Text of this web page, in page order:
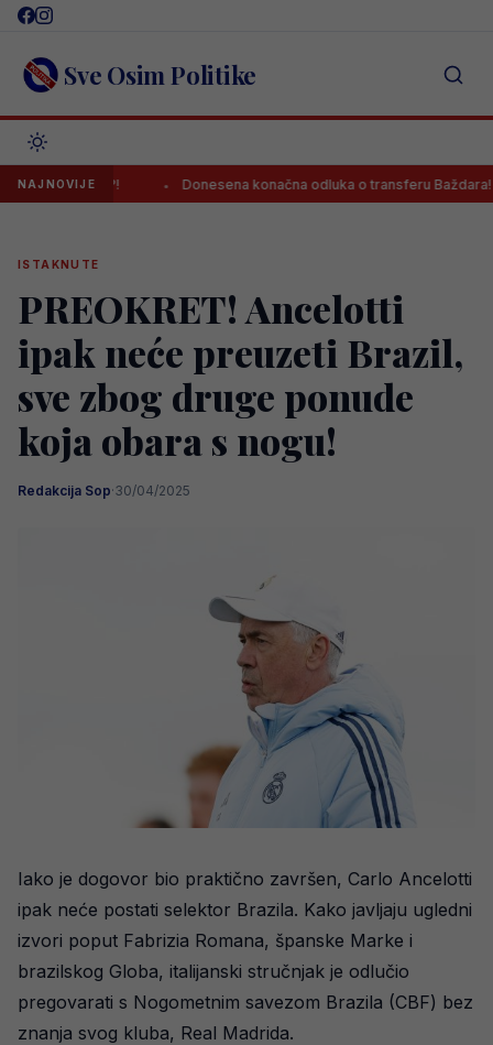
Skip
content Sve Osim Politike
NAJNOVIJE Donesena konačna odluka o transferu Baždara!
ISTAKNUTE
PREOKRET! Ancelotti
ipak neće preuzeti Brazil,
sve zbog druge ponude
koja obara s nogu!
Redakcija Sop·30/04/2025
Iako je dogovor bio praktično završen, Carlo Ancelotti
ipak neće postati selektor Brazila. Kako javljaju ugledni
izvori poput Fabrizia Romana, španske Marke i
brazilskog Globa, italijanski stručnjak je odlučio
pregovarati s Nogometnim savezom Brazila (CBF) bez
znanja svog kluba, Real Madrida.